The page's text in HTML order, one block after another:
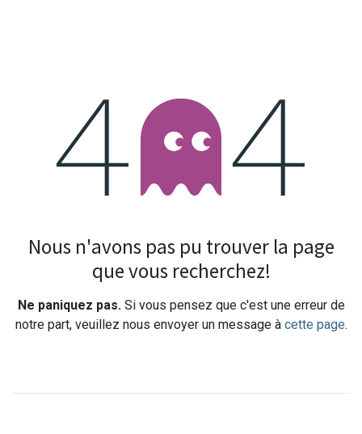
Erreur 404
Nous n'avons pas pu trouver la page
que vous recherchez!
Ne paniquez pas.Si vous pensez que c'est une erreur de
notre part, veuillez nous envoyer un message à cette page.